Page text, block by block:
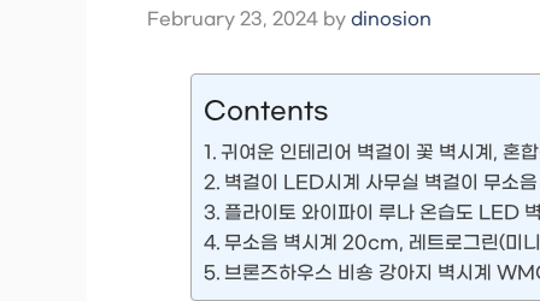
February 23, 2024 by dinosion
Contents
귀여운 인테리어 벽걸이 꽃 벽시계, 혼
벽걸이 LED시계 사무실 벽걸이 무소
플라이토 와이파이 루나 온습도 LED
무소음 벽시계 20cm, 레트로그린(미
브론즈하우스 비숑 강아지 벽시계